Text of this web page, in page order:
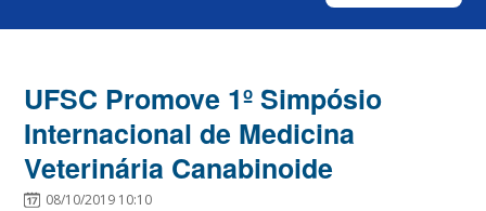
UFSC Promove 1º Simpósio
Internacional de Medicina
Veterinária Canabinoide
08/10/2019 10:10